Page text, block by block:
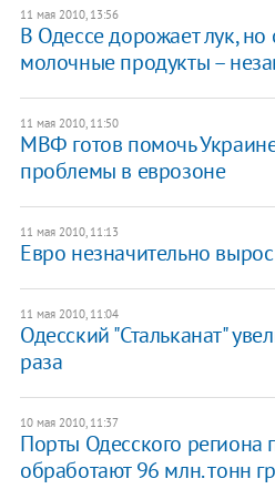
11 мая 2010, 13:56
В Одессе дорожает лук, но
молочные продукты –
11 мая 2010, 11:50
МВФ готов помочь
проблемы в еврозоне
11 мая 2010, 11:13
Евро незначительно
11 мая 2010, 11:04
Одесский "Стальканат"
раза
10 мая 2010, 11:37
Порты Одесского региона
обработают 96 млн. тонн